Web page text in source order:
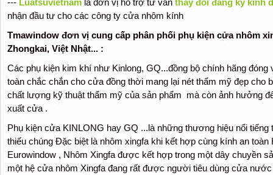
--- Luatsuvietnamlà đơn vị hỗ trợ tư vấn thay đổi đăng ký kinh
nhận đầu tư cho các công ty cửa nhôm kính
Tmawindow đơn vị cung cấp phân phối phụ kiện cửa nhôm
Zhongkai, Việt Nhật... :
Các phụ kiện kim khí như Kinlong, GQ...đồng bộ chính hãng
toàn chắc chắn cho cửa đồng thời mang lại nét thẩm mỹ đẹp cho
chất lượng kỹ thuật thẩm mỹ của sản phẩm mà còn ảnh hưởng
xuất cửa .
Phụ kiện cửa KINLONG hay GQ ...là những thương hiệu nổi
thiếu chúng Đặc biệt là nhôm xingfa khi kết hợp cùng kính an
Eurowindow , Nhôm Xingfa được kết hợp trong một dây chuyền
một hệ cửa nhôm Xingfa đang rất được người tiêu dùng cửa